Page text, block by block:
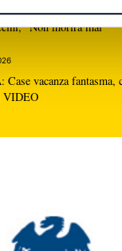
Migliaia di
"Non morirà mai"
vacanza fantasma,
VIDEO